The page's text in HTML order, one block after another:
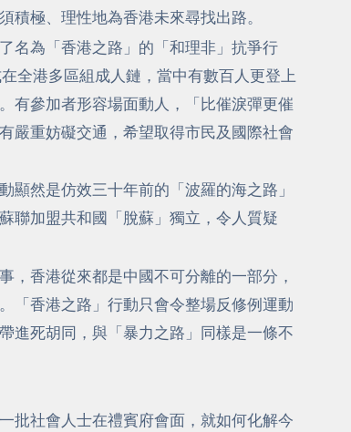
極、理性地為香港未來尋找出路。
名為「香港之路」的「和理非」抗爭行
全港多區組成人鏈，當中有數百人更登上
有參加者形容場面動人，「比催淚彈更催
嚴重妨礙交通，希望取得市民及國際社會
然是仿效三十年前的「波羅的海之路」
聯加盟共和國「脫蘇」獨立，令人質疑
，香港從來都是中國不可分離的一部分，
「香港之路」行動只會令整場反修例運動
進死胡同，與「暴力之路」同樣是一條不
批社會人士在禮賓府會面，就如何化解今